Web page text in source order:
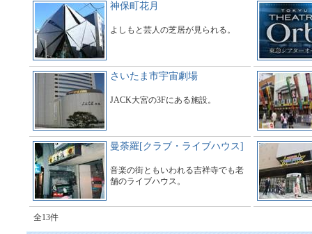
神保町花月
よしもと芸人の芝居が見られる。
さいたま市宇宙劇場
JACK大宮の3Fにある施設。
曼荼羅[クラブ・ライブハウス]
音楽の街ともいわれる吉祥寺でも老
舗のライブハウス。
全13件